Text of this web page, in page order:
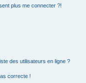
plus me connecter ?!
des utilisateurs en ligne ?
correcte !